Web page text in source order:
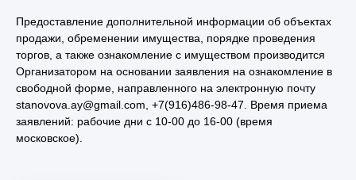
Предоставление дополнительной информации об объектах
продажи, обременении имущества, порядке проведения
торгов, а также ознакомление с имуществом производится
Организатором на основании заявления на ознакомление в
свободной форме, направленного на электронную почту
stanovova.ay@gmail.com, +7(916)486-98-47. Время приема
заявлений: рабочие дни с 10-00 до 16-00 (время
московское).